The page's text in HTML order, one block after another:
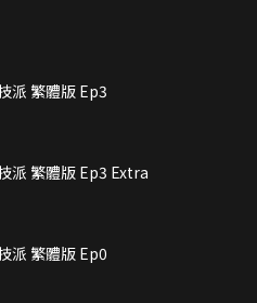
演技派 繁體版 Ep3
演技派 繁體版 Ep3 Extra
演技派 繁體版 Ep0